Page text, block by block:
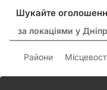
Шукайте
за локаціями у
Райони